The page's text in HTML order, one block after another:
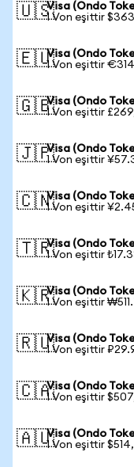
🇺🇸Visa (Ondo
1 Von eşittir
🇪🇺Visa (Ondo
1 Von eşittir
🇬🇧Visa (Ondo
1 Von eşittir
🇯🇵Visa (Ondo
1 Von eşittir
🇨🇳Visa (Ondo
1 Von eşittir
🇹🇷Visa (Ondo
1 Von eşittir
🇰🇷Visa (Ondo
1 Von eşittir
🇷🇺Visa (Ondo
1 Von eşittir
🇨🇦Visa (Ondo
1 Von eşittir
🇦🇺Visa (Ondo
1 Von eşittir